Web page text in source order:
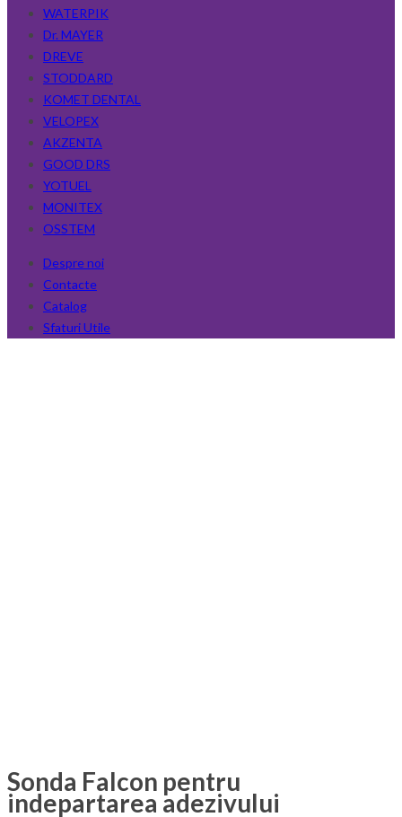
WATERPIK
Dr. MAYER
DREVE
STODDARD
KOMET DENTAL
VELOPEX
AKZENTA
GOOD DRS
YOTUEL
MONITEX
OSSTEM
Despre noi
Contacte
Catalog
Sfaturi Utile
Sonda Falcon pentru
indepartarea adezivului